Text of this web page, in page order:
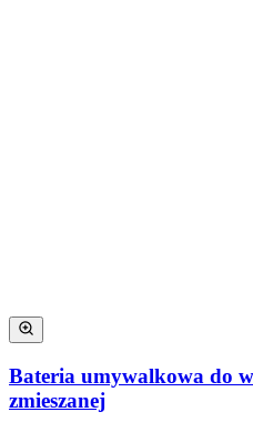
Bateria umywalkowa do
zmieszanej